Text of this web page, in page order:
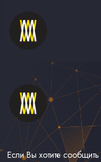
Если Вы хотите